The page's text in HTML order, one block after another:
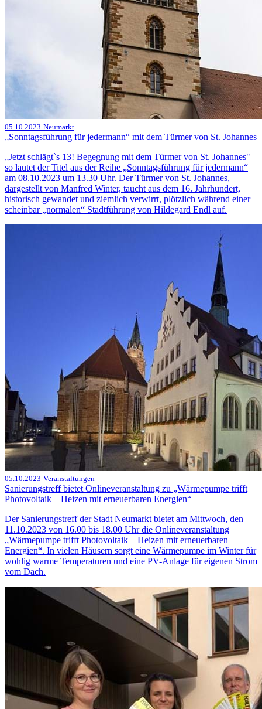
05.10.2023 Neumarkt
„Sonntagsführung für jedermann“ mit dem Türmer von St. Johannes
„Jetzt schlägt`s 13! Begegnung mit dem Türmer von St. Johannes"
so lautet der Titel aus der Reihe „Sonntagsführung für jedermann“
am 08.10.2023 um 13.30 Uhr. Der Türmer von St. Johannes,
dargestellt von Manfred Winter, taucht aus dem 16. Jahrhundert,
historisch gewandet und ziemlich verwirrt, plötzlich während einer
scheinbar „normalen“ Stadtführung von Hildegard Endl auf.
05.10.2023 Veranstaltungen
Sanierungstreff bietet Onlineveranstaltung zu „Wärmepumpe trifft
Photovoltaik – Heizen mit erneuerbaren Energien“
Der Sanierungstreff der Stadt Neumarkt bietet am Mittwoch, den
11.10.2023 von 16.00 bis 18.00 Uhr die Onlineveranstaltung
„Wärmepumpe trifft Photovoltaik – Heizen mit erneuerbaren
Energien“. In vielen Häusern sorgt eine Wärmepumpe im Winter für
wohlig warme Temperaturen und eine PV-Anlage für eigenen Strom
vom Dach.